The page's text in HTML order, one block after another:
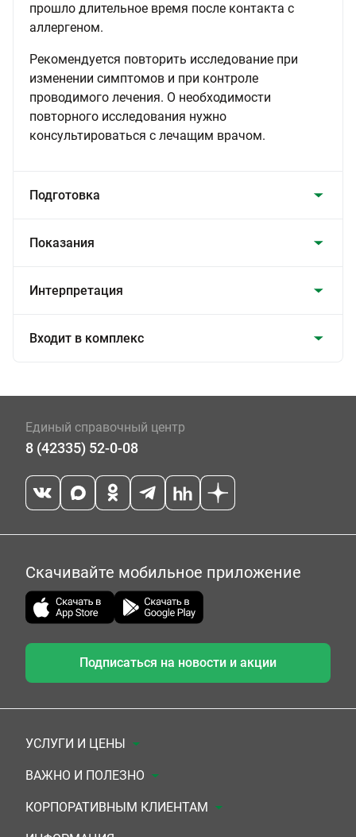
прошло длительное время после контакта с
аллергеном.
Рекомендуется повторить исследование при
изменении симптомов и при контроле
проводимого лечения. О необходимости
повторного исследования нужно
консультироваться с лечащим врачом.
Подготовка
Показания
Интерпретация
Входит в комплекс
Единый справочный центр
8 (42335) 52-0-08
Скачивайте мобильное приложение
Подписаться на новости и акции
УСЛУГИ И ЦЕНЫ
Анализы
Комплексы
ВАЖНО И ПОЛЕЗНО
Документы для заключения договора
КОРПОРАТИВНЫМ КЛИЕНТАМ